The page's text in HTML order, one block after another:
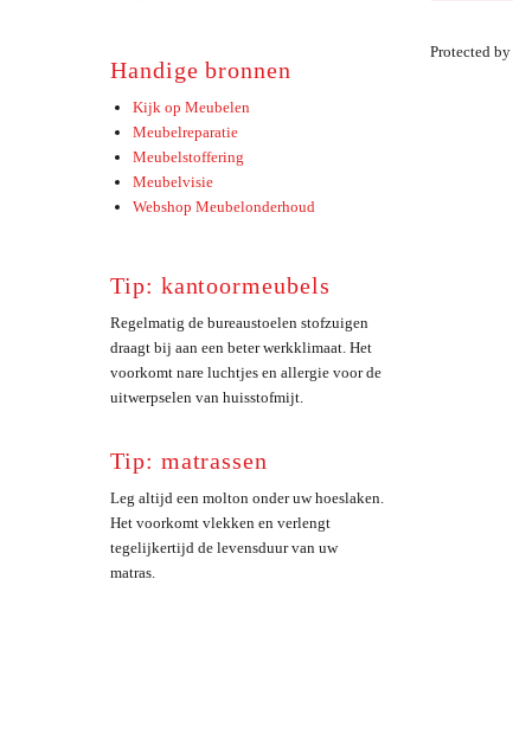
Handige bronnen
Kijk op Meubelen
Meubelreparatie
Meubelstoffering
Meubelvisie
Webshop Meubelonderhoud
Tip: kantoormeubels
Regelmatig de bureaustoelen stofzuigen
draagt bij aan een beter werkklimaat. Het
voorkomt nare luchtjes en allergie voor de
uitwerpselen van huisstofmijt.
Tip: matrassen
Leg altijd een molton onder uw hoeslaken.
Het voorkomt vlekken en verlengt
tegelijkertijd de levensduur van uw
matras.
Protected by